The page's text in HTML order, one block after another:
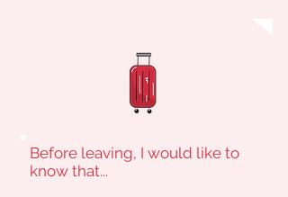
Before leaving, I would like to
know that...